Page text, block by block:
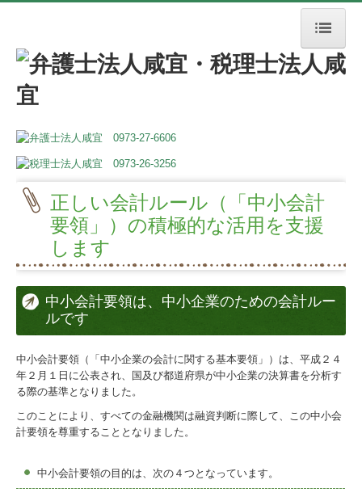
トップページ
会社を設立したい
節税対策のポイント
個人事業を始めたい
法律相談
契約書作成・チェック
人事・労務相談
債権回収
正しい会計ルール（「中小会計
要領」）の積極的な活用を支援
します
中小会計要領は、中小企業のための会計ルー
ルです
中小会計要領（「中小企業の会計に関する基本要領」）は、平成２４
年２月１日に公表され、国及び都道府県が中小企業の決算書を分析す
る際の基準となりました。
このことにより、すべての金融機関は融資判断に際して、この中小会
計要領を尊重することとなりました。
中小会計要領の目的は、次の４つとなっています。